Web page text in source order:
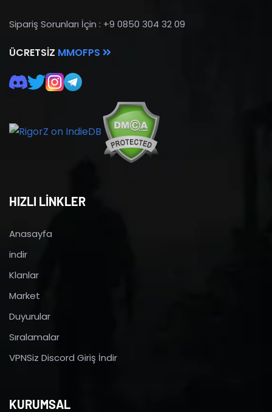
Sipariş Sorunları İçin : +9 0850 304 32 09
ÜCRETSIZ MMOFPS
HIZLI LİNKLER
Anasayfa
indir
Klanlar
Market
Duyurular
Sıralamalar
VPNSiz Discord Giriş İndir
KURUMSAL